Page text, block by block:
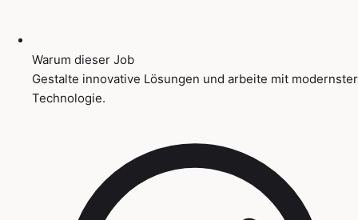
Warum dieser Job
Gestalte innovative Lösungen und arbeite mit modernster
Technologie.